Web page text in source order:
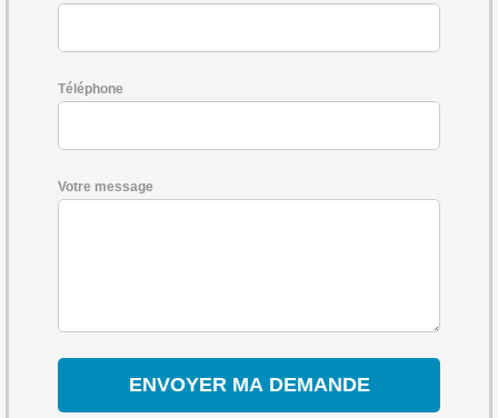
Téléphone
Votre message